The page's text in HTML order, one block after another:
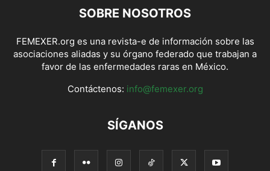
SOBRE NOSOTROS
FEMEXER.org es una revista-e de información sobre las
asociaciones aliadas y su órgano federado que trabajan a
favor de las enfermedades raras en México.
Contáctenos: info@femexer.org
SÍGANOS